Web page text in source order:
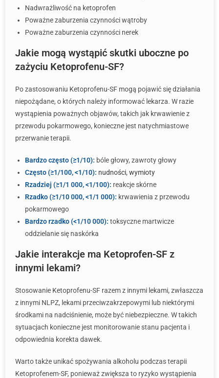
Nadwrażliwość na ketoprofen
Poważne zaburzenia czynności wątroby
Poważne zaburzenia czynności nerek
Jakie mogą wystąpić skutki uboczne po
zażyciu Ketoprofenu-SF?
Po zastosowaniu Ketoprofenu-SF mogą pojawić się działania
niepożądane, o których należy informować lekarza. W razie
wystąpienia poważnych objawów, takich jak krwawienie z
przewodu pokarmowego, konieczne jest natychmiastowe
przerwanie terapii.
Bardzo często (≥1/10): bóle głowy, zawroty głowy
Często (≥1/100, <1/10): nudności, wymioty
Rzadziej (≥1/1 000, <1/100): reakcje skórne
Rzadko (≥1/10 000, <1/1 000): krwawienia z przewodu
pokarmowego
Bardzo rzadko (<1/10 000): toksyczne martwicze
oddzielanie się naskórka
Jakie interakcje ma Ketoprofen-SF z
innymi lekami?
Stosowanie Ketoprofenu-SF razem z innymi lekami, zwłaszcza
z innymi NLPZ, lekami przeciwzakrzepowymi lub niektórymi
środkami na nadciśnienie, może być niebezpieczne. W takich
sytuacjach konieczne jest monitorowanie stanu pacjenta i
odpowiednia korekta dawek.
Warto także unikać spożywania alkoholu podczas terapii
Ketoprofenem-SF, ponieważ zwiększa to ryzyko wystąpienia